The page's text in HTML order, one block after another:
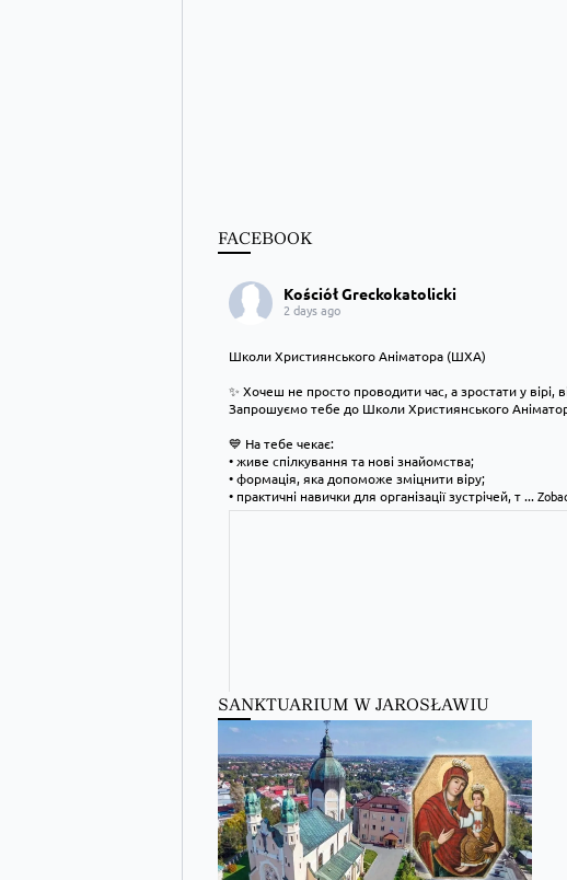
FACEBOOK
Kościół Greckokatolicki
2 days ago
Школи Християнського Аніматора (ШХА)
✨ Хочеш не просто проводити час, а зростати у вірі,
Запрошуємо тебе до Школи Християнського
💙 На тебе чекає:
• живе спілкування та нові знайомства;
• формація, яка допоможе зміцнити віру;
• практичні навички для організації зустрічей, т...
Kościół Greckokatolicki
2 days ago
SANKTUARIUM W JAROSŁAWIU